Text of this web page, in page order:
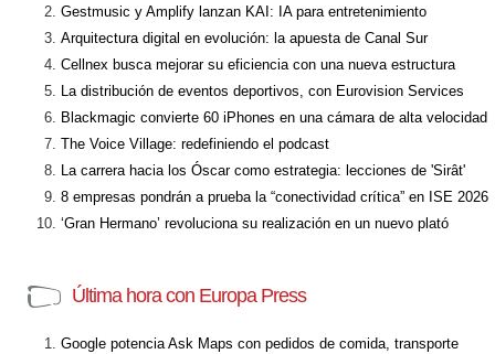
Gestmusic y Amplify lanzan KAI: IA para entretenimiento
Arquitectura digital en evolución: la apuesta de Canal Sur
Cellnex busca mejorar su eficiencia con una nueva estructura
La distribución de eventos deportivos, con Eurovision Services
Blackmagic convierte 60 iPhones en una cámara de alta velocidad
The Voice Village: redefiniendo el podcast
La carrera hacia los Óscar como estrategia: lecciones de 'Sirât'
8 empresas pondrán a prueba la “conectividad crítica” en ISE 2026
‘Gran Hermano’ revoluciona su realización en un nuevo plató
Última hora con Europa Press
Google potencia Ask Maps con pedidos de comida, transporte